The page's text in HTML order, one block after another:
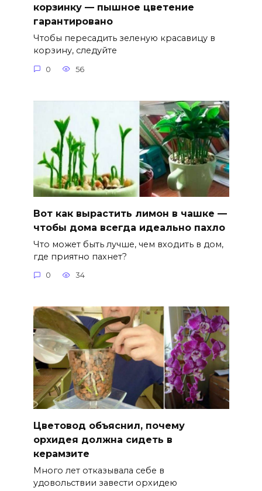
корзинку — пышное цветение
гарантировано
Чтобы пересадить зеленую красавицу в
корзину, следуйте
0 56
Вот как вырастить лимон в чашке —
чтобы дома всегда идеально пахло
Что может быть лучше, чем входить в дом,
где приятно пахнет?
0 34
Цветовод объяснил, почему
орхидея должна сидеть в
керамзите
Много лет отказывала себе в
удовольствии завести орхидею